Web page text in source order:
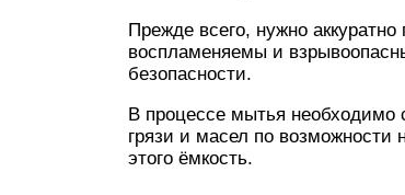
Прежде всего, нужно
воспламеняемы и
безопасности.
В процессе мытья необходимо
грязи и масел по возможности
этого ёмкость.